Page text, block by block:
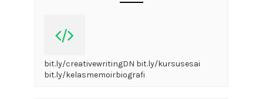
bit.ly/creativewritingDN bit.ly/kursusesai
bit.ly/kelasmemoirbiografi